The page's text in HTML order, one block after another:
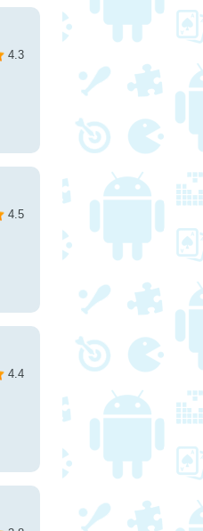
4.3
4.5
4.4